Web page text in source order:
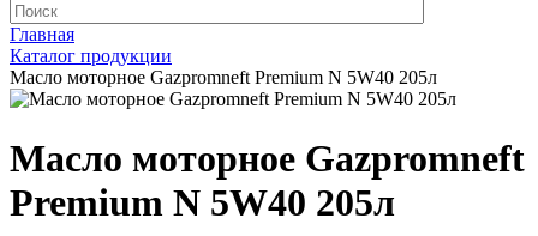
Главная
Каталог продукции
Масло моторное Gazpromneft Premium N 5W40 205л
Масло моторное Gazpromneft
Premium N 5W40 205л